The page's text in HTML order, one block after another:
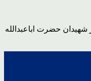
حضرت اباعبدالله